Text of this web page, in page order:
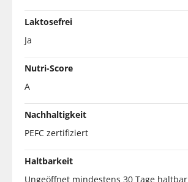
Laktosefrei
Ja
Nutri-Score
A
Nachhaltigkeit
PEFC zertifiziert
Haltbarkeit
Ungeöffnet mindestens 30 Tage haltbar